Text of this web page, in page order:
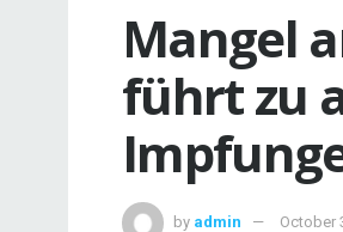
Mangel
führt zu
by admin October